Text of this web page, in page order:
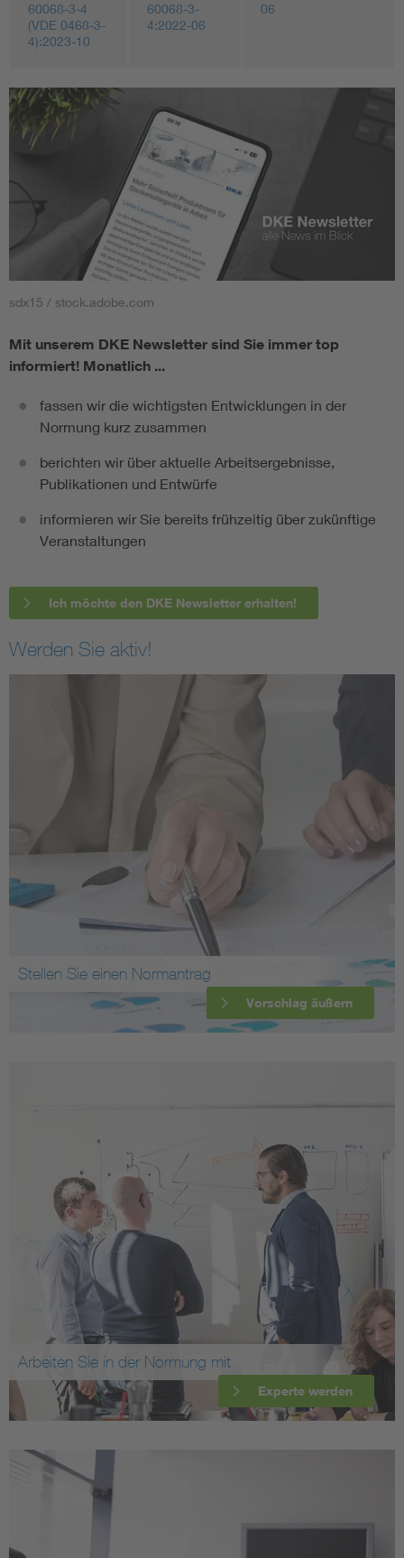
60068-3-4
(VDE 0468-3-
4):2023-10
60068-3-
4:2022-06
06
sdx15 / stock.adobe.com
Mit unserem DKE Newsletter sind Sie immer top
informiert! Monatlich ...
fassen wir die wichtigsten Entwicklungen in der
Normung kurz zusammen
berichten wir über aktuelle Arbeitsergebnisse,
Publikationen und Entwürfe
informieren wir Sie bereits frühzeitig über zukünftige
Veranstaltungen
Ich möchte den DKE Newsletter erhalten!
Werden Sie aktiv!
Stellen Sie einen Normantrag
Vorschlag äußern
Arbeiten Sie in der Normung mit
Experte werden